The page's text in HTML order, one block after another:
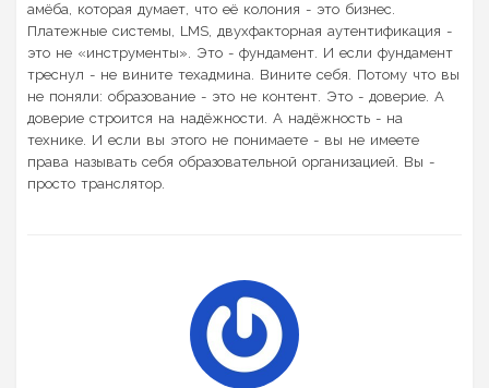
амёба, которая думает, что её колония - это бизнес.
Платежные системы, LMS, двухфакторная аутентификация -
это не «инструменты». Это - фундамент. И если фундамент
треснул - не вините техадмина. Вините себя. Потому что вы
не поняли: образование - это не контент. Это - доверие. А
доверие строится на надёжности. А надёжность - на
технике. И если вы этого не понимаете - вы не имеете
права называть себя образовательной организацией. Вы -
просто транслятор.